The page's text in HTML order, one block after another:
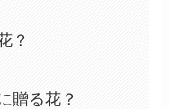
？
贈る花？